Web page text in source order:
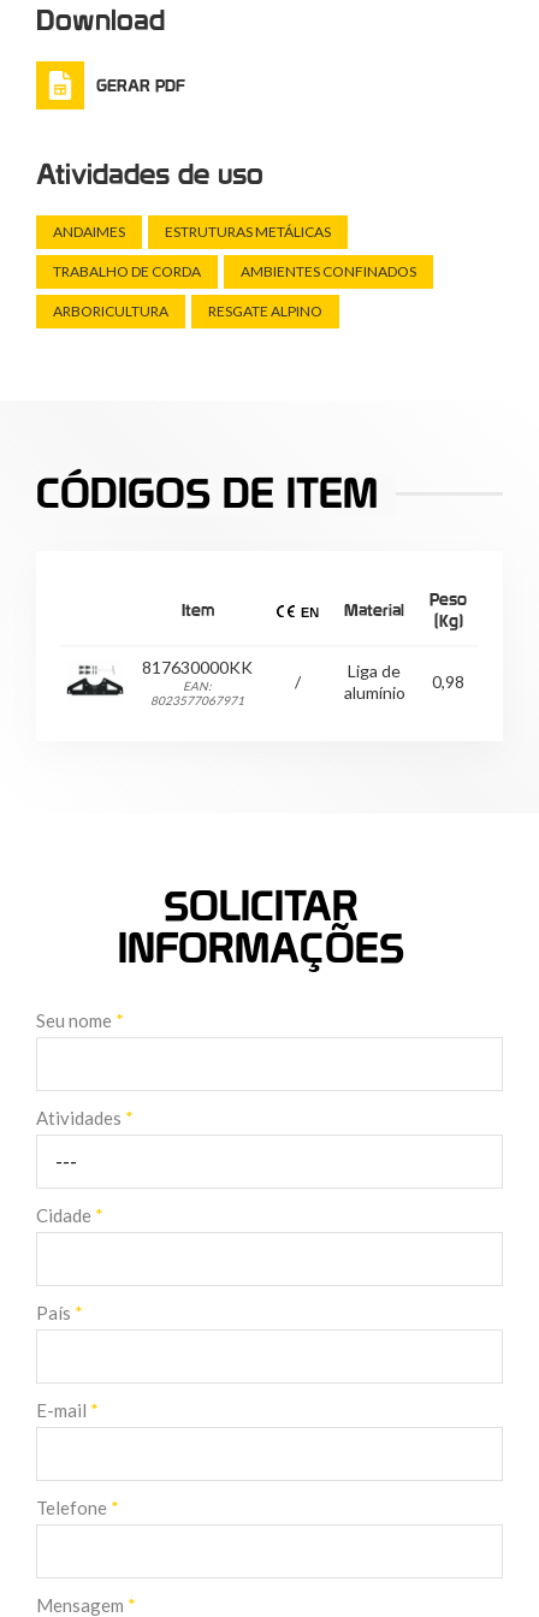
Download
GERAR PDF
Atividades de uso
ANDAIMES ESTRUTURAS METÁLICAS
TRABALHO DE CORDA AMBIENTES CONFINADOS
ARBORICULTURA RESGATE ALPINO
CÓDIGOS DE ITEM
Item Material
Peso
(Kg)
817630000KK
EAN:
8023577067971
/
Liga de
alumínio
0,98
SOLICITAR
INFORMAÇÕES
Seu nome *
Atividades *
Cidade *
País *
E-mail *
Telefone *
Mensagem *